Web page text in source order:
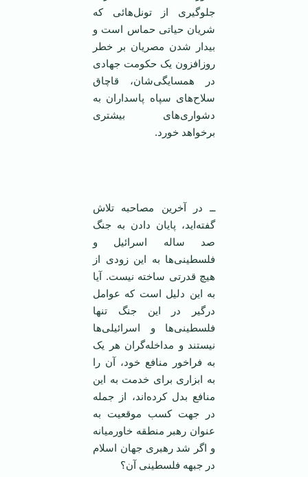
جلوگیری از تونل‌هائی که
شریان حیاتی حماس است و
بیدار شدن مصریان بر خطر
روزافزون یک حکومت جهادی
در همسایگی‌شان، قاچاق
سلاح‌های سپاه پاسداران به
دشواری‌های بیشتری
برخواهد خورد.
ــ در آخرین مصاحبه تلاش
گفته‌اید، پایان دادن به جنگ
صد ساله اسرائیل و
فلسطینی‌ها به این زودی از
هیچ قدرتی ساخته نیست. آیا
به این دلیل است که عوامل
درگیر در این جنگ تنها
فلسطینی‌ها و اسرائیلی‌ها
نیستند و مداخله‌گران هر یک
به فراخور منافع خود، آن را
به ابزاری برای خدمت به این
منافع بدل کرده‌اند، از جمله
در جهت کسب موقعیت به
عنوان رهبر منطقه خاورمیانه
و اگر شد رهبری جهان اسلام
در جبهه فلسطینی آن؟